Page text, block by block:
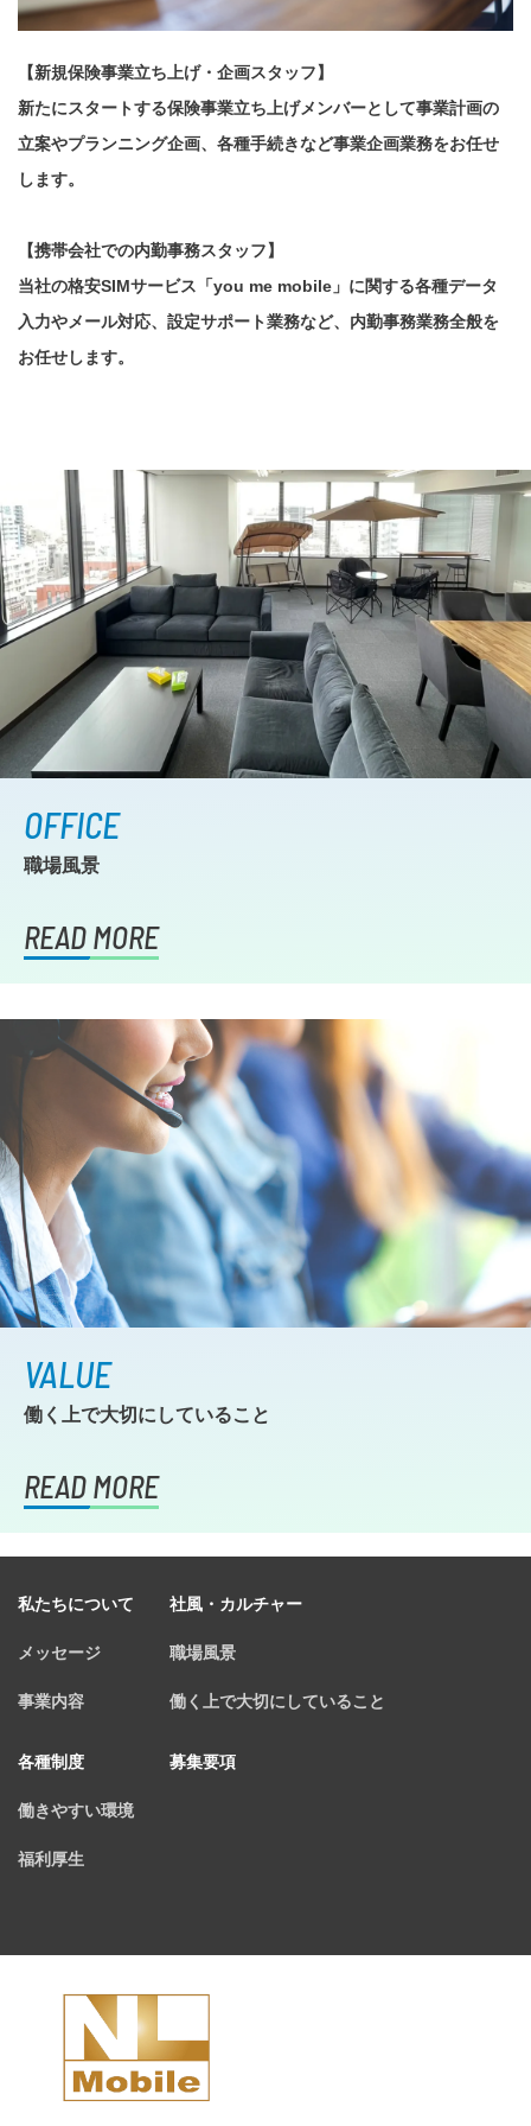
【新規保険事業立ち上げ・企画スタッフ】
新たにスタートする保険事業立ち上げメンバーとして事業計画の
立案やプランニング企画、各種手続きなど事業企画業務をお任せ
します。
【携帯会社での内勤事務スタッフ】
当社の格安SIMサービス「you me mobile」に関する各種データ
入力やメール対応、設定サポート業務など、内勤事務業務全般を
お任せします。
OFFICE
職場風景
READ MORE
VALUE
働く上で大切にしていること
READ MORE
私たちについて
メッセージ
事業内容
社風・カルチャー
職場風景
働く上で大切にしていること
各種制度
働きやすい環境
福利厚生
募集要項